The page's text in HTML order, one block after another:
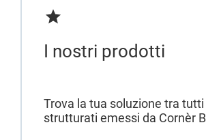
I nostri prodotti
Trova la tua soluzione tra
strutturati emessi da Cornèr